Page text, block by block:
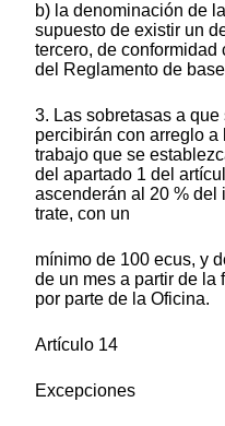
b) la denominación de
supuesto de existir un
tercero, de
del Reglamento de
3. Las sobretasas a
percibirán con arreglo
trabajo que se
del apartado 1 del
ascenderán al 20 % del
trate, con un
mínimo de 100 ecus, y
de un mes a partir de la
por parte de la Oficina.
Artículo 14
Excepciones